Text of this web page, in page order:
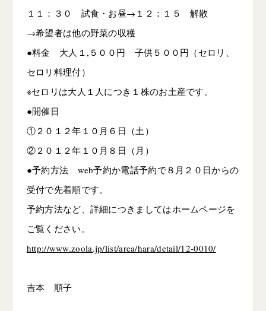
１１：３０ 試食・お昼→１２：１５ 解散
→希望者は他の野菜の収穫
●料金 大人１,５００円 子供５００円（セロリ、
セロリ料理付）
※セロリは大人１人につき１株のお土産です。
●開催日
①２０１２年１０月６日（土）
②２０１２年１０月８日（月）
●予約方法 web予約か電話予約で８月２０日からの
受付で先着順です。
予約方法など、詳細につきましてはホームページを
ご覧ください。
http://www.zoola.jp/list/area/hara/detail/12-0010/
吉本 順子